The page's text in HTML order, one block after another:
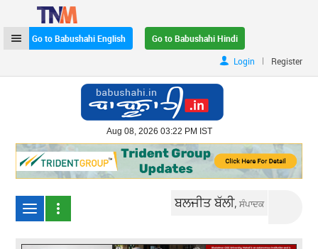
Go to Babushahi English
Go to Babushahi Hindi
Login
| Register
Aug 08, 2026 03:22 PM IST
ਬਲਜੀਤ ਬੱਲੀ,ਸੰਪਾਦਕ